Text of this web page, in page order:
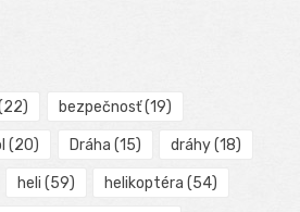
bezpečnosť(19)
(20) Dráha (15) dráhy(18)
heli (59) helikoptéra (54)